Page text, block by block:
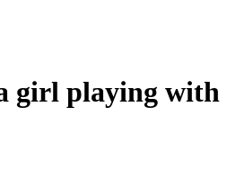
playing